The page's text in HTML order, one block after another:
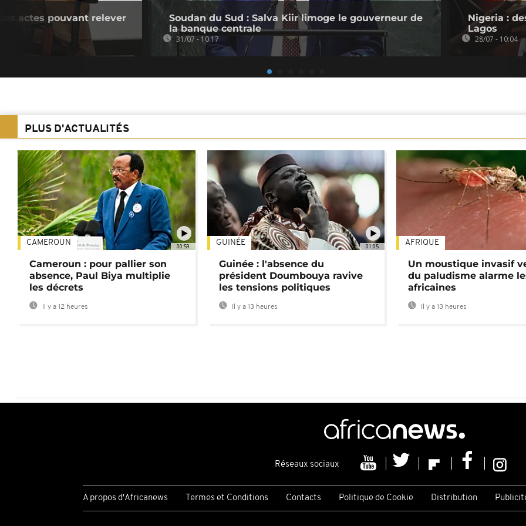
actes pouvant relever
Soudan du Sud : Salva Kiir limoge le gouverneur de
la banque centrale
31/07 - 10:17
Nigeria :
Lagos
28/07 - 10:04
PLUS D'ACTUALITÉS
00:59
CAMEROUN
Cameroun : pour pallier son
absence, Paul Biya multiplie
les décrets
Il y a 12 heures
01:05
GUINÉE
Guinée : l'absence du
président Doumbouya ravive
les tensions politiques
Il y a 13 heures
AFRIQUE
Un moustique invasif
du paludisme alarme
africaines
Il y a 13 heures
Réseaux sociaux
A propos d'Africanews Termes et Conditions Contacts Politique de Cookie Distribution